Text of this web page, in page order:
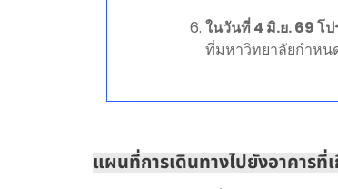
ในวันที่ 4 มิ.ย. 69 โ
ที่มหาวิทยาลัยกำหน
แผนที่การเดินทางไปยังอาคารที่